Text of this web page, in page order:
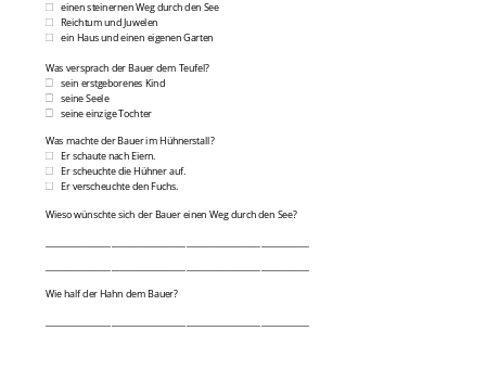
einen steinernen Weg durch den See
Reichtum und Juwelen
ein Haus und einen eigenen Garten
Was versprach der Bauer dem Teufel?
sein erstgeborenes Kind
seine Seele
seine einzige Tochter
Was machte der Bauer im Hühnerstall?
Er schaute nach Eiern.
Er scheuchte die Hühner auf.
Er verscheuchte den Fuchs.
Wieso wünschte sich der Bauer einen Weg durch den See?
Wie half der Hahn dem Bauer?